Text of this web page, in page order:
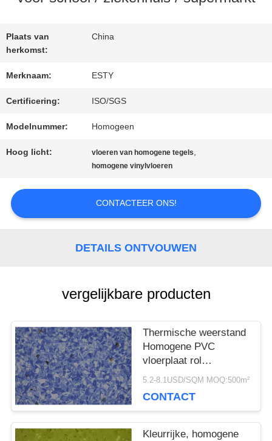
FABRIEKSTOCHT
KWALITEITSCONTROLE
NEEM
CONTACT
ONS
GEVALLEN
VRAAG
EEN
OFFERTE
Plaats van
herkomst:
China
Merknaam: ESTY
Certificering: ISO/SGS
Modelnummer: Homogeen
Hoog licht: vloeren van homogene tegels,
homogene vinylvloeren
CONTACTEER ONS!
DETAILS ONTVOUWEN
vergelijkbare producten
Thermische weerstand
Homogene PVC
vloerplaat rol
antibacteriële niet-glij
5.2-8.1USD/SQM MOQ:500m²
CONTACT
Kleurrijke, homogene